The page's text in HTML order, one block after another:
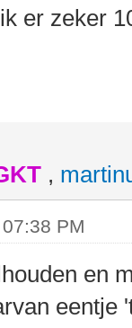
er zeker
,
PM
en
eentje